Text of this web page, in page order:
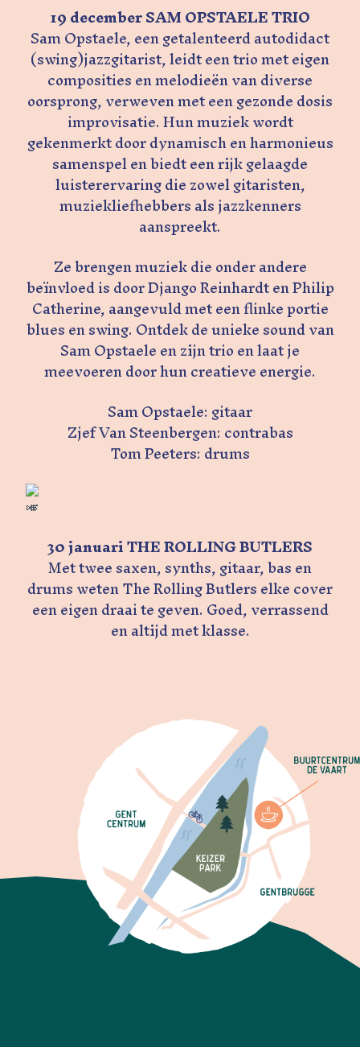
19 december SAM OPSTAELE TRIO
Sam Opstaele, een getalenteerd autodidact
(swing)jazzgitarist, leidt een trio met eigen
composities en melodieën van diverse
oorsprong, verweven met een gezonde dosis
improvisatie. Hun muziek wordt
gekenmerkt door dynamisch en harmonieus
samenspel en biedt een rijk gelaagde
luisterervaring die zowel gitaristen,
muziekliefhebbers als jazzkenners
aanspreekt.
Ze brengen muziek die onder andere
beïnvloed is door Django Reinhardt en Philip
Catherine, aangevuld met een flinke portie
blues en swing. Ontdek de unieke sound van
Sam Opstaele en zijn trio en laat je
meevoeren door hun creatieve energie.
Sam Opstaele: gitaar
Zjef Van Steenbergen: contrabas
Tom Peeters: drums
30 januari THE ROLLING BUTLERS
Met twee saxen, synths, gitaar, bas en
drums weten The Rolling Butlers elke cover
een eigen draai te geven. Goed, verrassend
en altijd met klasse.